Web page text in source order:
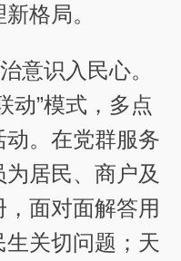
格局。
意识入民心。
动”模式，多点
。在党群服务
居民、商户及
面对面解答用
关切问题；天